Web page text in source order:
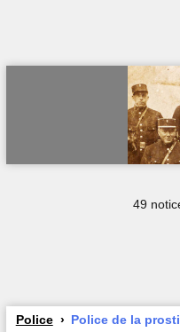
49
Police Police de la